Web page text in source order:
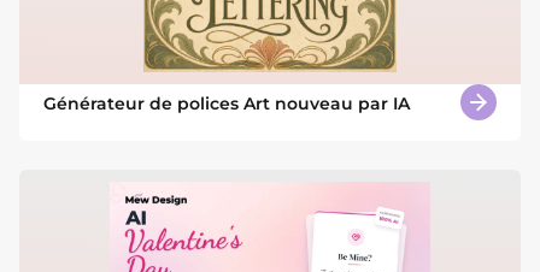
Générateur de polices Art nouveau par IA